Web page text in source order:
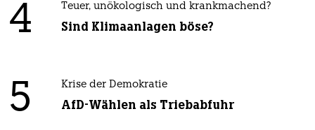
4 Teuer, unökologisch und krankmachend?
Sind Klimaanlagen böse?
5 Krise der Demokratie
AfD-Wählen als Triebabfuhr